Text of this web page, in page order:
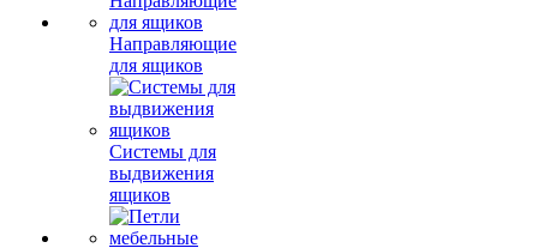
Направляющие
для ящиков
Системы для
выдвижения
ящиков